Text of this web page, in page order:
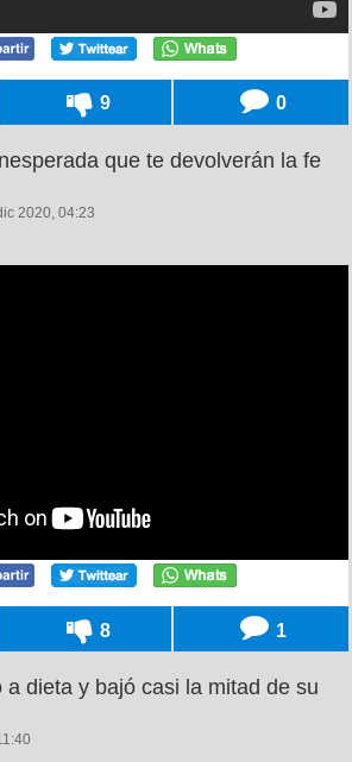
9 0
que te devolverán la fe
2020, 04:23
8 1
a dieta y bajó casi la mitad de su